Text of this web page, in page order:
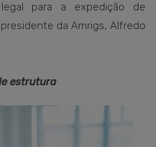
para a expedição de
da Amrigs, Alfredo
estrutura